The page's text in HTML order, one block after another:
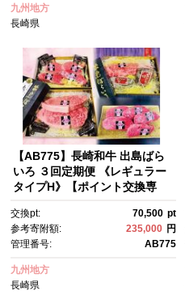
九州地方
長崎県
【AB775】長崎和牛 出島ばら
いろ ３回定期便 《レギュラー
タイプH》【ポイント交換専
交換pt: 70,500 pt
参考寄附額:
235,000 円
管理番号:
AB775
九州地方
長崎県